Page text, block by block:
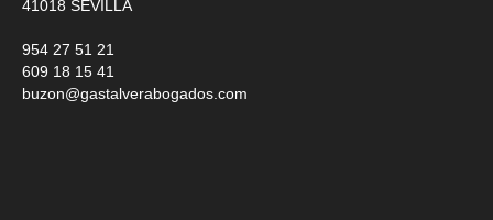
41018 SEVILLA
954 27 51 21
609 18 15 41
buzon@gastalverabogados.com